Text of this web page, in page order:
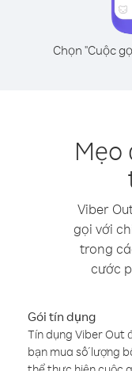
Chọn "Cuộc
Mẹo
Viber
gọi với
trong
cước
Gói tín dụng
Tín dụng Viber Out
bạn mua số lượng